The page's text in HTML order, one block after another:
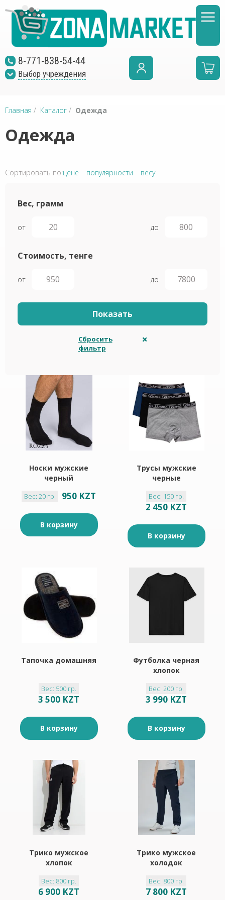
8-771-838-54-44
Выбор учреждения
Главная / Каталог / Одежда
Одежда
Сортировать по:цене популярности весу
Вес, грамм
от до
Стоимость, тенге
от до
Сбросить
фильтр
Носки мужские
черный
Вес: 20 гр. 950 KZT
В корзину
Трусы мужские
черные
Вес: 150 гр.
2 450 KZT
В корзину
Тапочка домашняя
Вес: 500 гр.
3 500 KZT
В корзину
Футболка черная
хлопок
Вес: 200 гр.
3 990 KZT
В корзину
Трико мужское
хлопок
Вес: 800 гр.
6 900 KZT
Трико мужское
холодок
Вес: 800 гр.
7 800 KZT